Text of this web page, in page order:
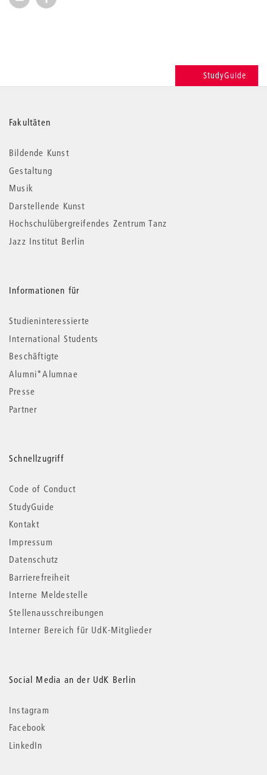
StudyGuide
Weitere
Informationen
Fakultäten
Bildende Kunst
Gestaltung
Musik
Darstellende Kunst
Hochschulübergreifendes Zentrum Tanz
Jazz Institut Berlin
Informationen für
Studieninteressierte
International Students
Beschäftigte
Alumni*Alumnae
Presse
Partner
Schnellzugriff
Code of Conduct
StudyGuide
Kontakt
Impressum
Datenschutz
Barrierefreiheit
Interne Meldestelle
Stellenausschreibungen
Interner Bereich für UdK-Mitglieder
Social Media an der UdK Berlin
Instagram
Facebook
LinkedIn